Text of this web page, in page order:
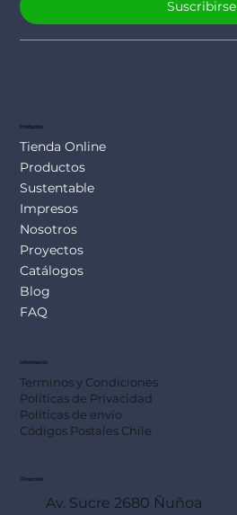
Suscribirse
Productos
Tienda Online
Productos
Sustentable
Impresos
Nosotros
Proyectos
Catálogos
Blog
FAQ
Información
Terminos y Condiciones
Políticas de Privacidad
Políticas de envío
Códigos Postales Chile
Dirección
Av. Sucre 2680 Ñuñoa